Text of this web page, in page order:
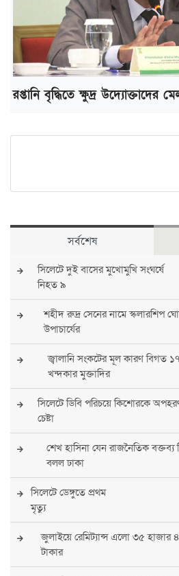
রপ্তানি বৃদ্ধিতে ক্ষুদ্র উদ্যোক্তাদের
সর্বশেষ
সিলেটে দুই বাসের মুখোমুখি সংঘর্ষে
নিহত ৯
শহীদ রুদ্র সেনের নামে স্কলারশিপ
উপাচার্যের
জ্বালানি সংকটের মূল কারণ বিগত
খন্দকার মুক্তাদির
সিলেটে ডিবি পরিচয়ে কিশোরকে
চেষ্টা
শেখ হাসিনা যেন রাজনৈতিক বক্তব্য
বলল ঢাকা
সিলেটে ডেঙ্গুতে প্রথম
মৃত্যু
জুলাইয়ে রেমিট্যান্স এলো ৩৫ হাজার
টাকার